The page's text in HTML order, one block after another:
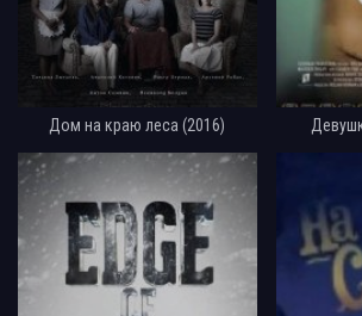
Дом на краю леса (2016)